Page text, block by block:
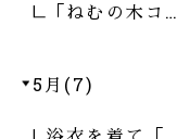
「ねむの木コ…
5月(7)